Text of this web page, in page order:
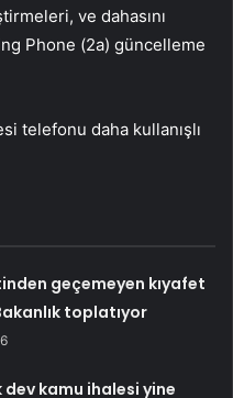
ve dahasını
Phone (2a) güncelleme
telefonu daha kullanışlı
geçemeyen kıyafet
toplatıyor
dev kamu ihalesi yine